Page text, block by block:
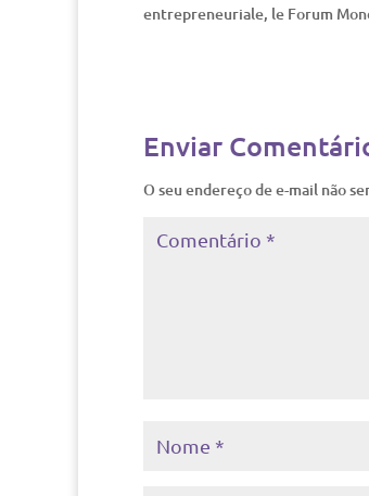
entrepreneuriale, le Forum
Enviar
O seu endereço de e-mail não